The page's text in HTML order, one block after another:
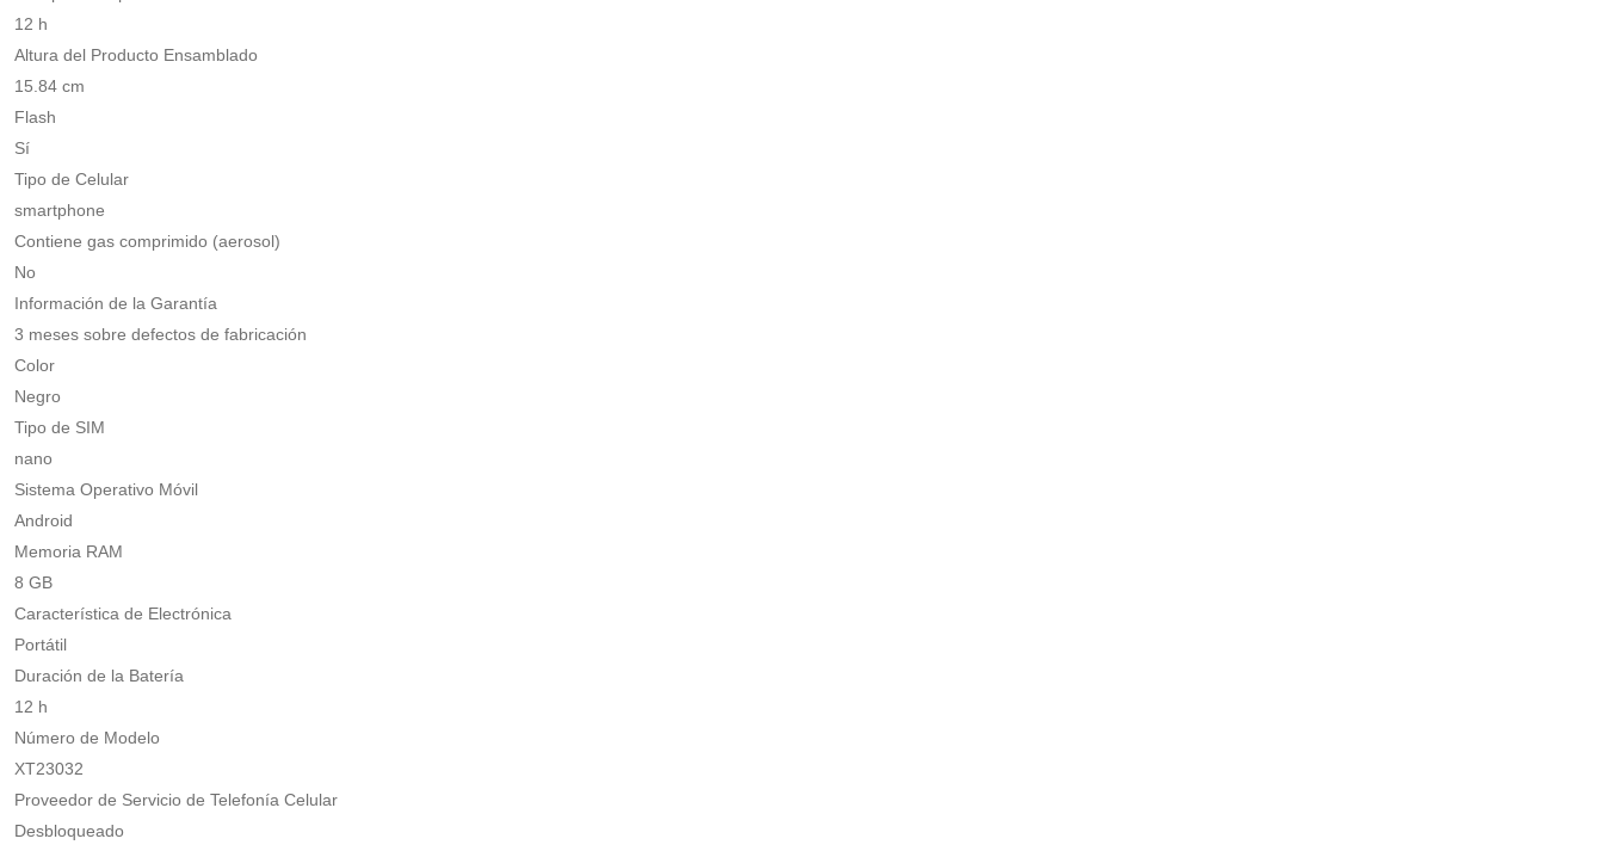
12 h
Altura del Producto Ensamblado
15.84 cm
Flash
Sí
Tipo de Celular
smartphone
Contiene gas comprimido (aerosol)
No
Información de la Garantía
3 meses sobre defectos de fabricación
Color
Negro
Tipo de SIM
nano
Sistema Operativo Móvil
Android
Memoria RAM
8 GB
Característica de Electrónica
Portátil
Duración de la Batería
12 h
Número de Modelo
XT23032
Proveedor de Servicio de Telefonía Celular
Desbloqueado